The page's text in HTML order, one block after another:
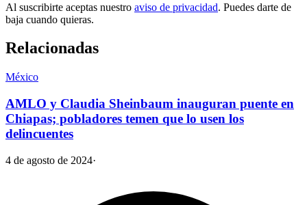
Al suscribirte aceptas nuestro aviso de privacidad. Puedes darte de
baja cuando quieras.
Relacionadas
México
AMLO y Claudia Sheinbaum inauguran puente en
Chiapas; pobladores temen que lo usen los
delincuentes
4 de agosto de 2024·